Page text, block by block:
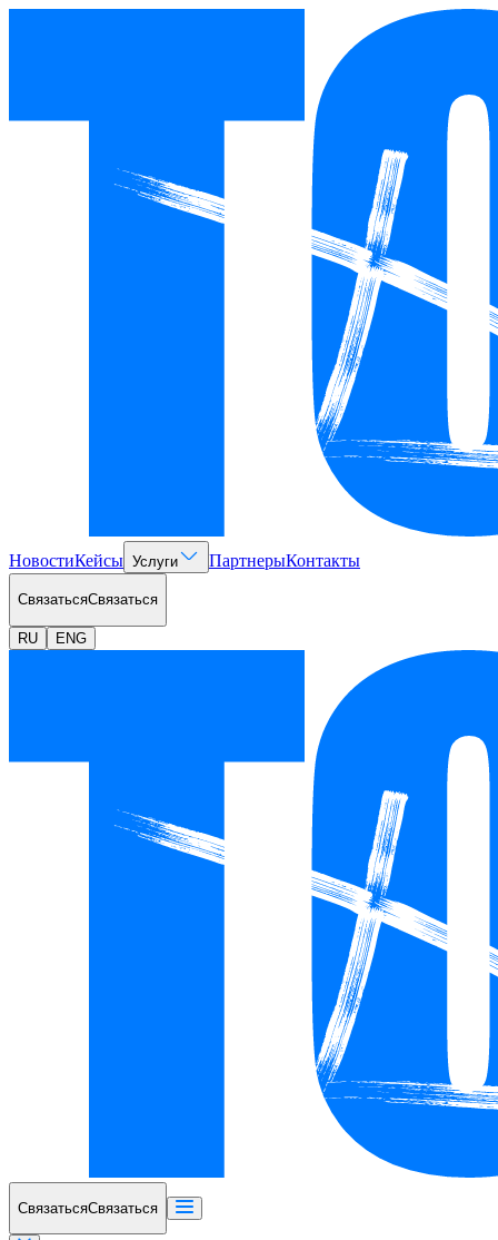
НовостиКейсы Услуги ПартнерыКонтакты
СвязатьсяСвязаться
RU ENG
СвязатьсяСвязаться